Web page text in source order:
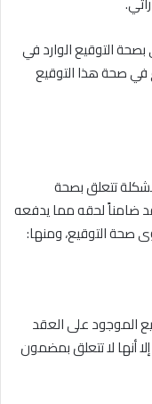
التوقيع الوارد في
في صحة هذا التوقيع
تتعلق بصحة
ضامناً لحقه مما يدفعه
صحة التوقيع، ومنها:
الموجود على العقد
أنها لا تتعلق بمضمون